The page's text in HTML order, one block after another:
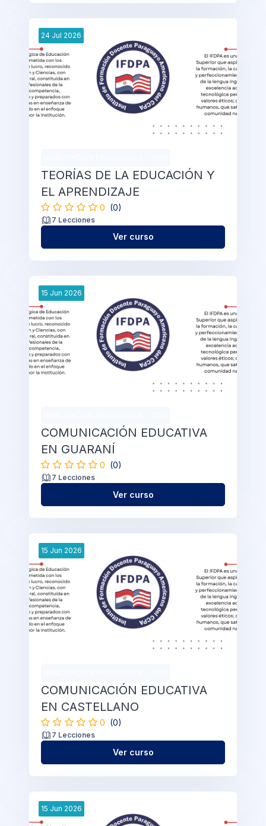
24 Jul 2026
TEORÍAS DE LA EDUCACIÓN Y
EL APRENDIZAJE
0 (0)
7 Lecciones
Ver curso
15 Jun 2026
COMUNICACIÓN EDUCATIVA
EN GUARANÍ
0 (0)
7 Lecciones
Ver curso
15 Jun 2026
COMUNICACIÓN EDUCATIVA
EN CASTELLANO
0 (0)
7 Lecciones
Ver curso
15 Jun 2026